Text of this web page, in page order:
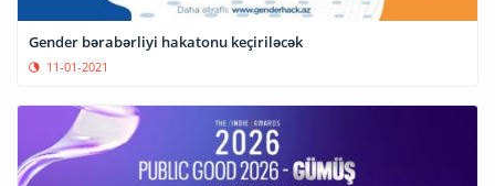
Gender bərabərliyi hakatonu keçiriləcək
11-01-2021